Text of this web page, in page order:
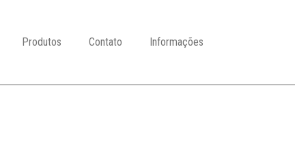
Produtos Contato Informações